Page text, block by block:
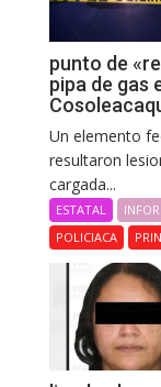
punto de
pipa de gas
Un elemento
resultaron
cargada...
ESTATAL
POLICIACA